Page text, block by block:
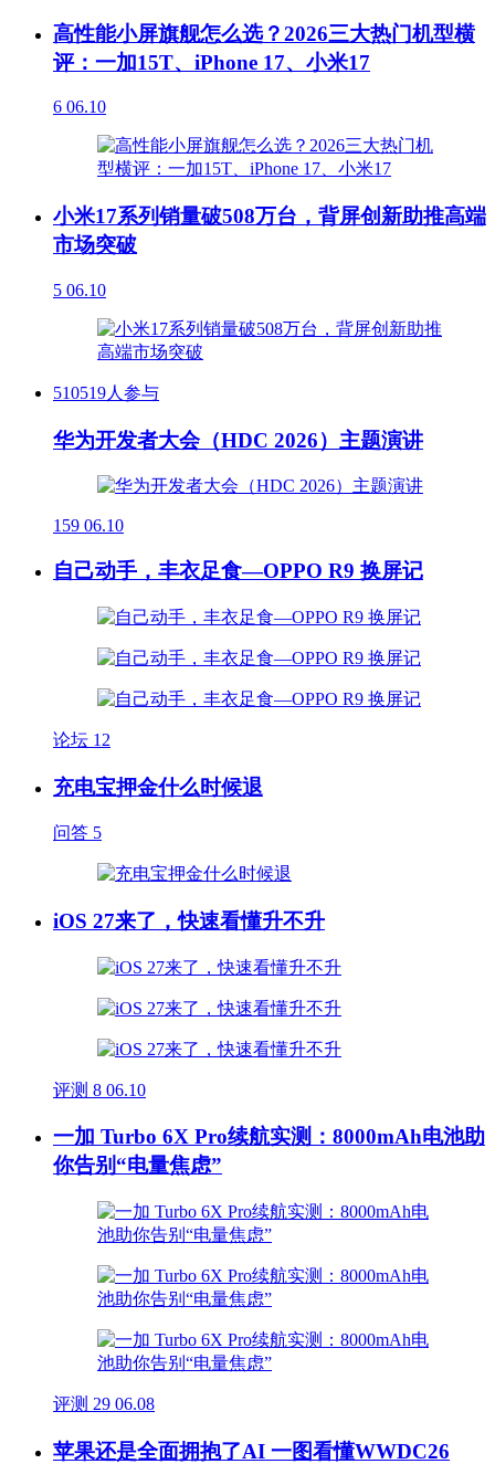
高性能小屏旗舰怎么选？2026三大热门机型横
评：一加15T、iPhone 17、小米17
6 06.10
小米17系列销量破508万台，背屏创新助推高端
市场突破
5 06.10
510519人参与
华为开发者大会（HDC 2026）主题演讲
159 06.10
自己动手，丰衣足食—OPPO R9 换屏记
论坛 12
充电宝押金什么时候退
问答 5
iOS 27来了，快速看懂升不升
评测 8 06.10
一加 Turbo 6X Pro续航实测：8000mAh电池助
你告别“电量焦虑”
评测 29 06.08
苹果还是全面拥抱了AI 一图看懂WWDC26